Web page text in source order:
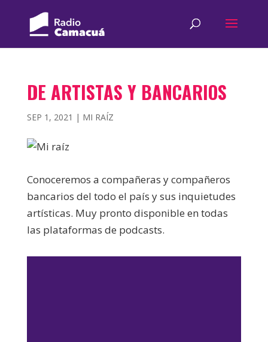
DE ARTISTAS Y BANCARIOS
SEP 1, 2021 | MI RAÍZ
Conoceremos a compañeras y compañeros
bancarios del todo el país y sus inquietudes
artísticas. Muy pronto disponible en todas
las plataformas de podcasts.